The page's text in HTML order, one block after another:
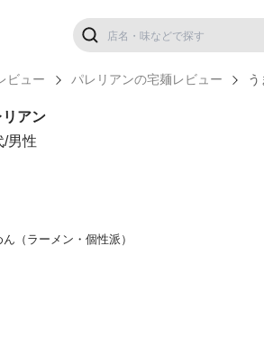
ビュー パレリアンの宅麺レビュー う
アン
/男性
（ラーメン・個性派）